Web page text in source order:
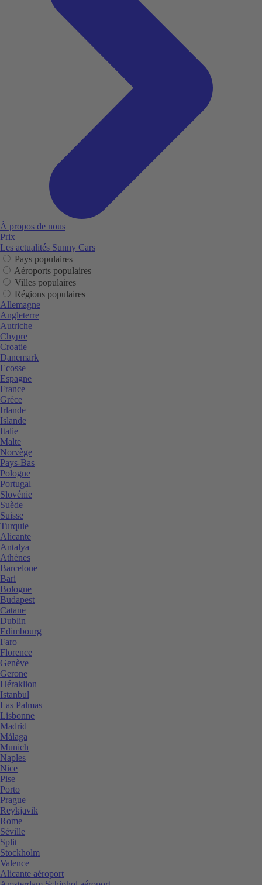
À propos de nous
Prix
Les actualités Sunny Cars
Pays populaires
Aéroports populaires
Villes populaires
Régions populaires
Allemagne
Angleterre
Autriche
Chypre
Croatie
Danemark
Ecosse
Espagne
France
Grèce
Irlande
Islande
Italie
Malte
Norvège
Pays-Bas
Pologne
Portugal
Slovénie
Suède
Suisse
Turquie
Alicante
Antalya
Athènes
Barcelone
Bari
Bologne
Budapest
Catane
Dublin
Edimbourg
Faro
Florence
Genève
Gerone
Héraklion
Istanbul
Las Palmas
Lisbonne
Madrid
Málaga
Munich
Naples
Nice
Pise
Porto
Prague
Reykjavik
Rome
Séville
Split
Stockholm
Valence
Alicante aéroport